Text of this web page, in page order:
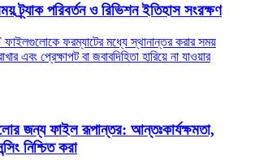
ট্র্যাক পরিবর্তন ও রিভিশন ইতিহাস সংরক্ষণ
ফরম্যাটের মধ্যে স্থানান্তর করার সময়
এবং প্রেক্ষাপট বা জবাবদিহিতা হারিয়ে না যাওয়ার
জন্য ফাইল রূপান্তর: আন্তঃকার্যক্ষমতা,
নিশ্চিত করা